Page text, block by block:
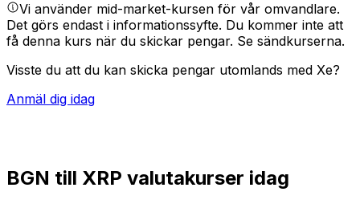
Vi använder mid-market-kursen för vår omvandlare.
Det görs endast i informationssyfte. Du kommer inte att
få denna kurs när du skickar pengar. Se sändkurserna.
Visste du att du kan skicka pengar utomlands med Xe?
Anmäl dig idag
BGN till XRP valutakurser idag